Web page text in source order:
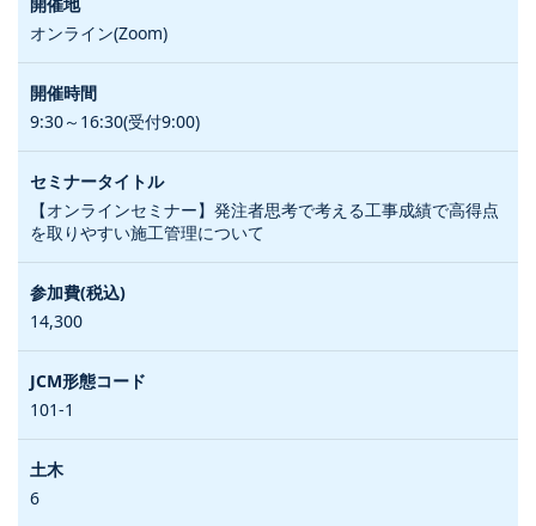
オンライン(Zoom)
9:30～16:30(受付9:00)
【オンラインセミナー】発注者思考で考える工事成績で高得点
を取りやすい施工管理について
14,300
101-1
6